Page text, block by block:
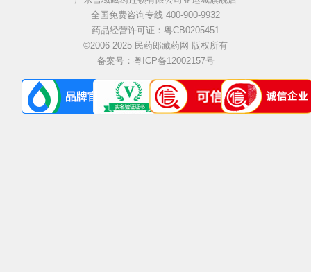
全国免费咨询专线 400-900-9932
药品经营许可证：粤CB0205451
©2006-2025 民药郎藏药网 版权所有
备案号：粤ICP备12002157号